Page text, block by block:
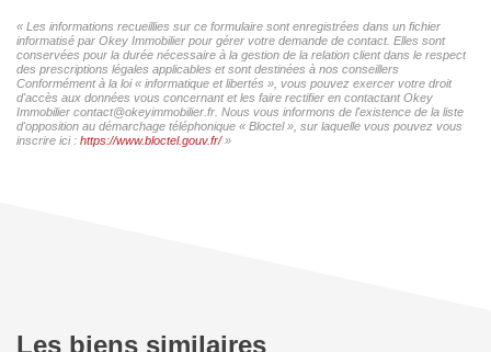
« Les informations recueillies sur ce formulaire sont enregistrées dans un fichier
informatisé par Okey Immobilier pour gérer votre demande de contact. Elles sont
conservées pour la durée nécessaire à la gestion de la relation client dans le respect
des prescriptions légales applicables et sont destinées à nos conseillers
Conformément à la loi « informatique et libertés », vous pouvez exercer votre droit
d'accès aux données vous concernant et les faire rectifier en contactant Okey
Immobilier contact@okeyimmobilier.fr. Nous vous informons de l'existence de la liste
d'opposition au démarchage téléphonique « Bloctel », sur laquelle vous pouvez vous
inscrire ici : https://www.bloctel.gouv.fr/»
Les biens similaires